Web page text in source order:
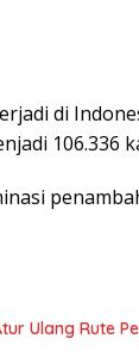
di
106.336
Ulang Rute